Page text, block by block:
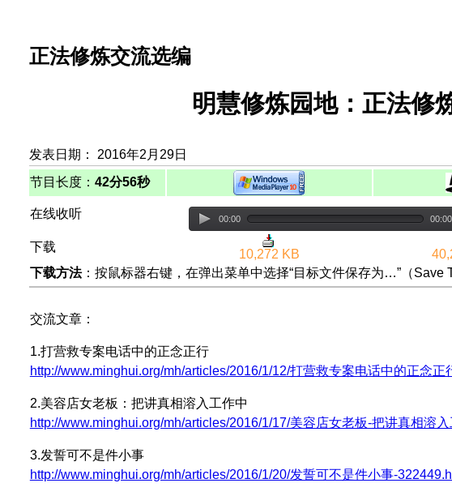
正法修炼交流选编
明慧修炼园地：正法修
发表日期： 2016年2月29日
节目长度： 42分56秒
在线收听 00:00 00:00
下载
10,272 KB
下载方法：按鼠标器右键，在弹出菜单中选择“目标文件保存为…”（Save
交流文章：
1.打营救专案电话中的正念正行
http://www.minghui.org/mh/articles/2016/1/12/打营救专案电话中的正念正
2.美容店女老板：把讲真相溶入工作中
http://www.minghui.org/mh/articles/2016/1/17/美容店女老板-把讲真相溶
3.发誓可不是件小事
http://www.minghui.org/mh/articles/2016/1/20/发誓可不是件小事-